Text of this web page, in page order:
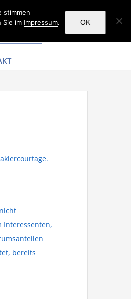
Interessenten,
bereits
stimmen
Sie im Impressum. OK